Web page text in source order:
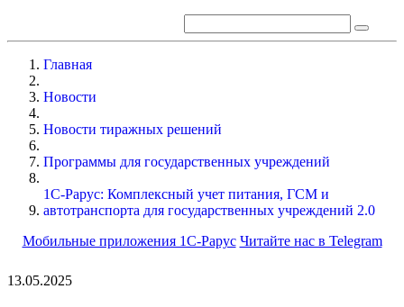
Главная
Новости
Новости тиражных решений
Программы для государственных учреждений
1С-Рарус: Комплексный учет питания, ГСМ и
автотранспорта для государственных учреждений 2.0
Мобильные приложения 1С-Рарус Читайте нас в Telegram
13.05.2025